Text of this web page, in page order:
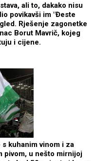
ali to, dakako nisu
povikavši im "Đeste
Rješenje zagonetke
Borut Mavrič, kojeg
i cijene.
kuhanim vinom i za
pivom, u nešto mirnijoj